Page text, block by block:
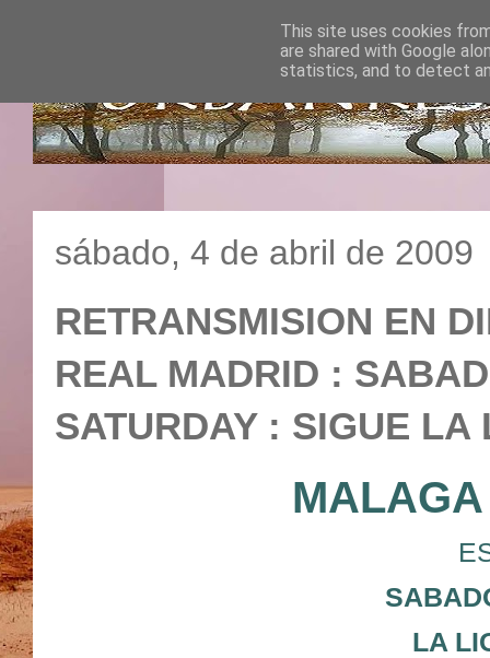
sábado, 4 de abril de 2009
RETRANSMISION EN
REAL MADRID :
SATURDAY : SIGUE
LA
This site uses cookies
are shared with Google
statistics, and to detect